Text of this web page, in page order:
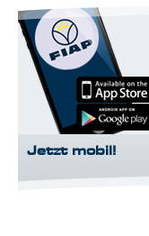
Jetzt mobil!